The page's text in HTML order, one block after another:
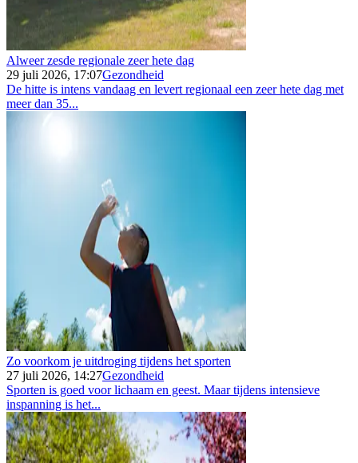
Alweer zesde regionale zeer hete dag
29 juli 2026, 17:07Gezondheid
De hitte is intens vandaag en levert regionaal een zeer hete dag met
meer dan 35...
Zo voorkom je uitdroging tijdens het sporten
27 juli 2026, 14:27Gezondheid
Sporten is goed voor lichaam en geest. Maar tijdens intensieve
inspanning is het...